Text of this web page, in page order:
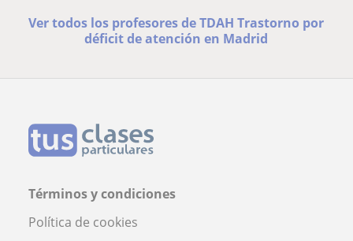
Ver todos los profesores de TDAH Trastorno por
déficit de atención en Madrid
Términos y condiciones
Política de cookies